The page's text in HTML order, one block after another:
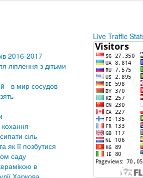
2016-2017
ліплення з дітьми
- в мир сосудов
сіль
як її позбутися
саду
в
Харкова
Live Traffic